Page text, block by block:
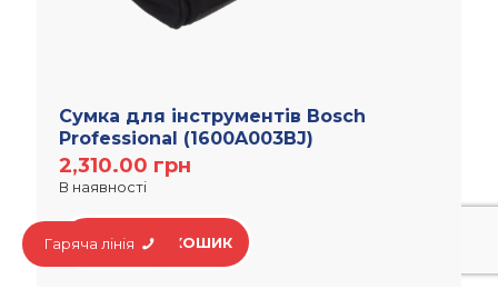
Сумка для інструментів Bosch
Professional (1600A003BJ)
2,310.00 грн
В наявності
ДОДАТИ В КОШИК
Гаряча лінія